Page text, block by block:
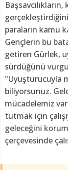
paraların kamu
Gençlerin bu
getiren Gürlek,
sürdüğünü
"Uyuşturucuyla
biliyorsunuz.
mücadelemiz
tutmak için
geleceğini
çerçevesinde